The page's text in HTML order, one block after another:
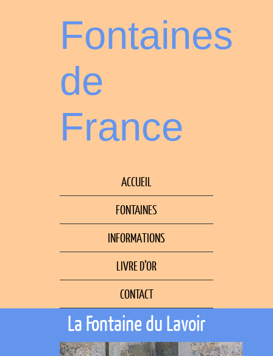
Fontaines
de
France
ACCUEIL
FONTAINES
INFORMATIONS
LIVRE D’OR
CONTACT
La Fontaine du Lavoir